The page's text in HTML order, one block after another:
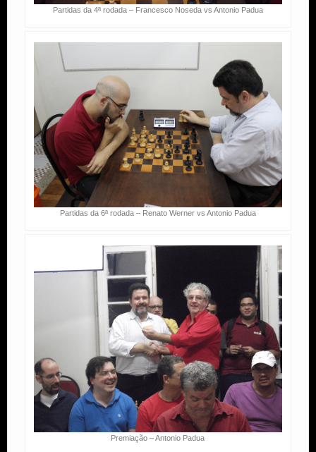
Partidas da 4ª rodada – Francesco Noseda vs Antonio Padua
Partidas da 6ª rodada – Renato Werner vs Antonio Padua
Premiação – Antonio Padua